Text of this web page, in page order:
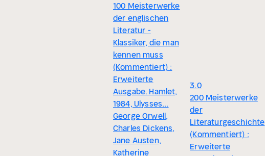
100 Meisterwerke
der englischen
Literatur -
Klassiker, die man
kennen muss
(Kommentiert) :
Erweiterte
Ausgabe. Hamlet,
1984, Ulysses...
George Orwell,
Charles Dickens,
Jane Austen,
Katherine
3.0
200 Meisterwerke
der
Literaturgeschichte
(Kommentiert) :
Erweiterte